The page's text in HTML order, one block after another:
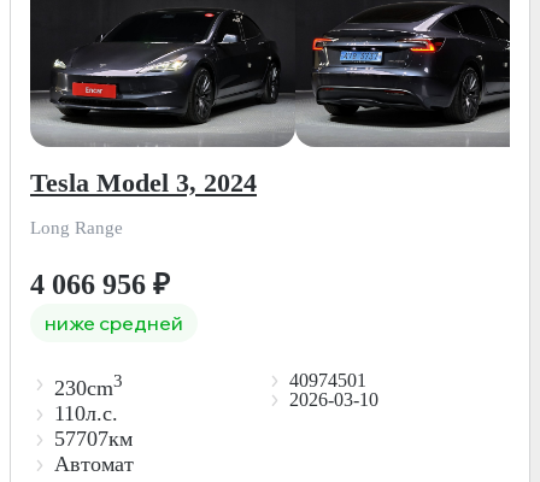
Tesla Model 3, 2024
Long Range
4 066 956 ₽
ниже средней
230cm3
110л.с.
57707км
Автомат
40974501
2026-03-10